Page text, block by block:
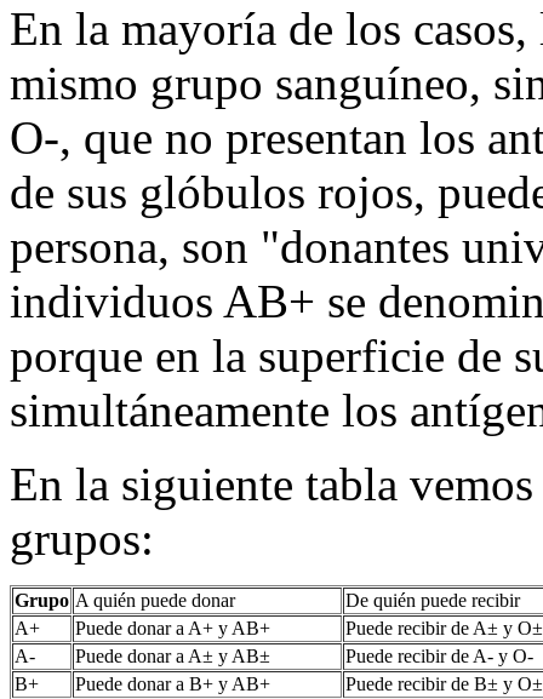
En la mayoría de los
mismo grupo sanguíneo,
O-, que no presentan los
de sus glóbulos rojos,
persona, son "donantes
individuos AB+ se
porque en la superficie de
simultáneamente los
En la siguiente tabla
grupos:
Grupo A quién puede donar
De quién puede recibir
A+
Puede donar a A+ y AB+
Puede recibir de A± y O±
A-
Puede donar a A± y AB±
Puede recibir de A- y O-
B+
Puede donar a B+ y AB+
Puede recibir de B± y O±